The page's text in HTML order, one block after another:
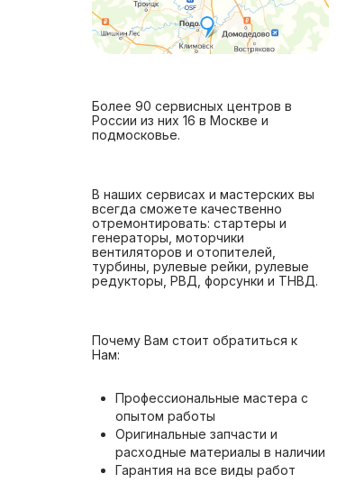
Более 90 сервисных центров в
России из них 16 в Москве и
подмосковье.
В наших сервисах и мастерских вы
всегда сможете качественно
отремонтировать: стартеры и
генераторы, моторчики
вентиляторов и отопителей,
турбины, рулевые рейки, рулевые
редукторы, РВД, форсунки и ТНВД.
Почему Вам стоит обратиться к
Нам:
Профессиональные мастера с
опытом работы
Оригинальные запчасти и
расходные материалы в наличии
Гарантия на все виды работ